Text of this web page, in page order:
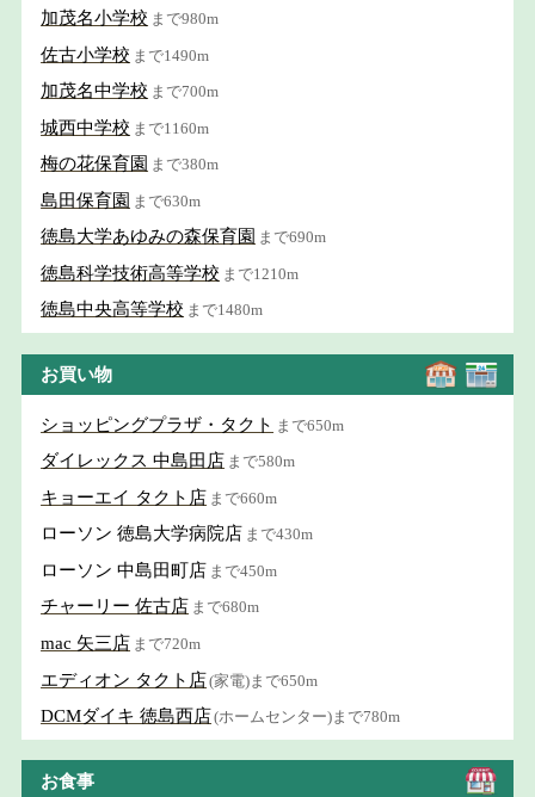
加茂名小学校 まで980m
佐古小学校 まで1490m
加茂名中学校 まで700m
城西中学校 まで1160m
梅の花保育園 まで380m
島田保育園 まで630m
徳島大学あゆみの森保育園 まで690m
徳島科学技術高等学校 まで1210m
徳島中央高等学校 まで1480m
お買い物
ショッピングプラザ・タクト まで650m
ダイレックス 中島田店 まで580m
キョーエイ タクト店 まで660m
ローソン 徳島大学病院店 まで430m
ローソン 中島田町店 まで450m
チャーリー 佐古店 まで680m
mac 矢三店 まで720m
エディオン タクト店(家電)まで650m
DCMダイキ 徳島西店(ホームセンター)まで780m
お食事